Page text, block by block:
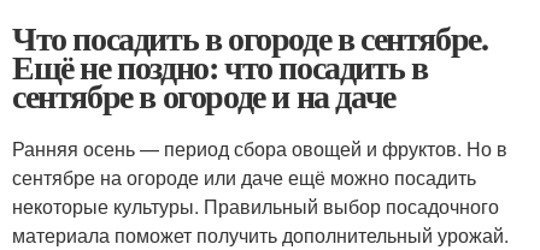
Что посадить в огороде в сентябре.
Ещё не поздно: что посадить в
сентябре в огороде и на даче
Ранняя осень — период сбора овощей и фруктов. Но в
сентябре на огороде или даче ещё можно посадить
некоторые культуры. Правильный выбор посадочного
материала поможет получить дополнительный урожай.